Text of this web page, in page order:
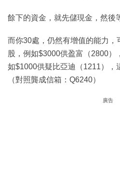
餘下的資金，就先儲現金，然後
而你30處，仍然有增值的能力，
股，例如$3000供盈富（2800）
如$1000供疑比亞迪（1211），
（對照龔成信箱：Q6240）
廣告